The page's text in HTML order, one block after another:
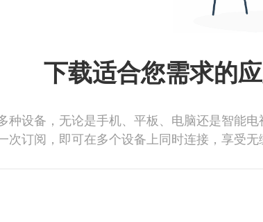
下载适合您需求的
种设备，无论是手机、平板、电脑还是智能电
次订阅，即可在多个设备上同时连接，享受无